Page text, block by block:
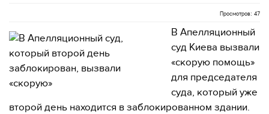
Просмотров: 47
В Апелляционный
суд Киева вызвали
«скорую помощь»
для председателя
суда, который уже
второй день находится в заблокированном здании.